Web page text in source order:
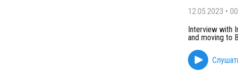
12.05.2023 •
Interview with
and moving to